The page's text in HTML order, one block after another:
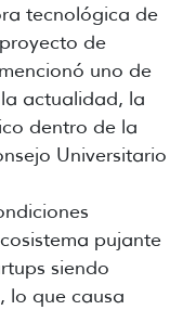
tecnológica de
de
uno de
actualidad, la
dentro de la
Universitario
pujante
siendo
lo que causa